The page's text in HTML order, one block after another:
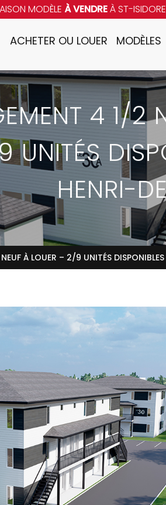
MODÈLE À VENDREÀ ST-
ACHETER OU LOUER MODÈLES
4 1/2
UNITÉS
HENRI-
À LOUER – 2/9 UNITÉS